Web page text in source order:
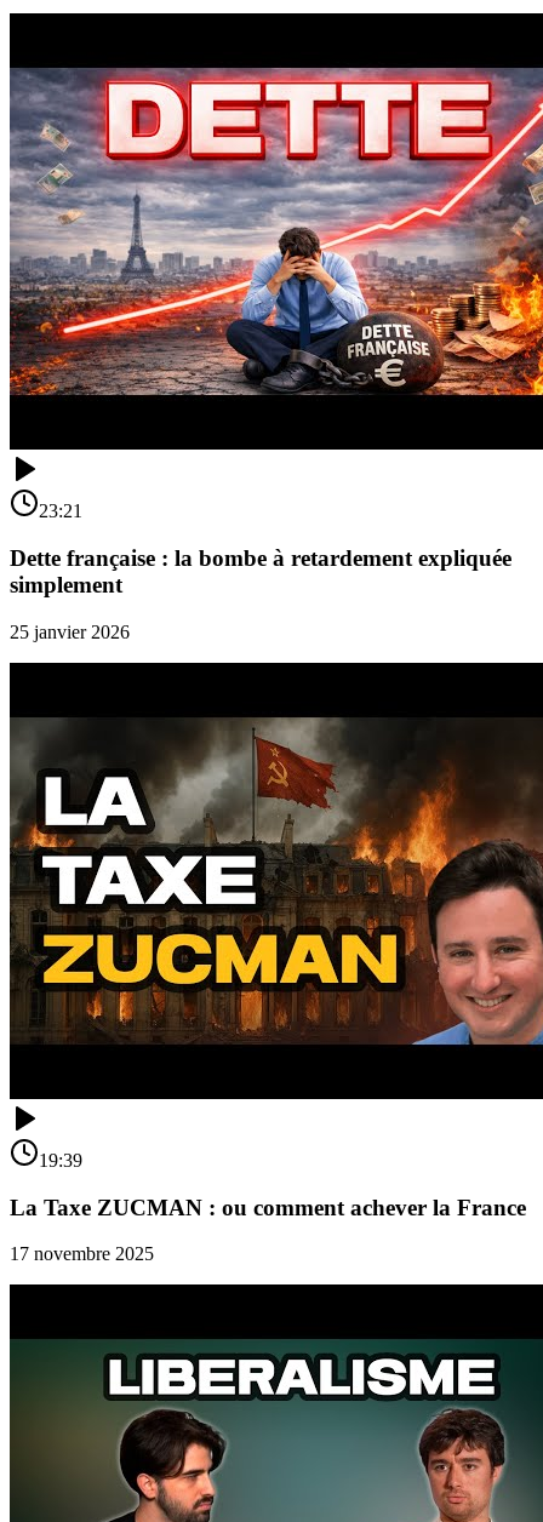
23:21
Dette française : la bombe à retardement expliquée
simplement
25 janvier 2026
19:39
La Taxe ZUCMAN : ou comment achever la France
17 novembre 2025